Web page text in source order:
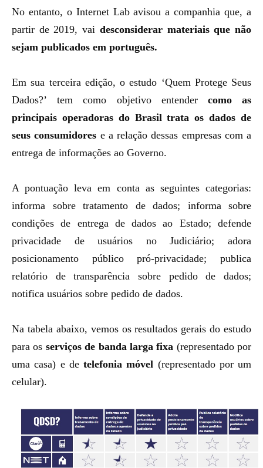
No entanto, o Internet Lab avisou a companhia que, a
partir de 2019, vai desconsiderar materiais que não
sejam publicados em português.
Em sua terceira edição, o estudo ‘Quem Protege Seus
Dados?’ tem como objetivo entender como as
principais operadoras do Brasil trata os dados de
seus consumidores e a relação dessas empresas com a
entrega de informações ao Governo.
A pontuação leva em conta as seguintes categorias:
informa sobre tratamento de dados; informa sobre
condições de entrega de dados ao Estado; defende
privacidade de usuários no Judiciário; adora
posicionamento público pró-privacidade; publica
relatório de transparência sobre pedido de dados;
notifica usuários sobre pedido de dados.
Na tabela abaixo, vemos os resultados gerais do estudo
para os serviços de banda larga fixa (representado por
uma casa) e de telefonia móvel (representado por um
celular).